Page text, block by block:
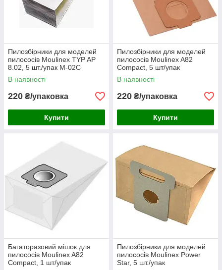
Пилозбірники для моделей
пилососів Moulinex TYP AP
8.02, 5 шт./упак M-02C
В наявності
220 ₴/упаковка
Купити
Пилозбірники для моделей
пилососів Moulinex A82
Compact, 5 шт/упак
В наявності
220 ₴/упаковка
Купити
Багаторазовий мішок для
пилососів Moulinex A82
Compact, 1 шт/упак
Пилозбірники для моделей
пилососів Moulinex Power
Star, 5 шт./упак